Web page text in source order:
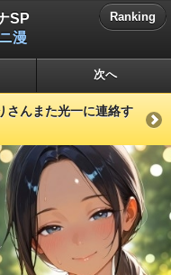
SP
漫
Ranking
次へ
さんまた光一に連絡す